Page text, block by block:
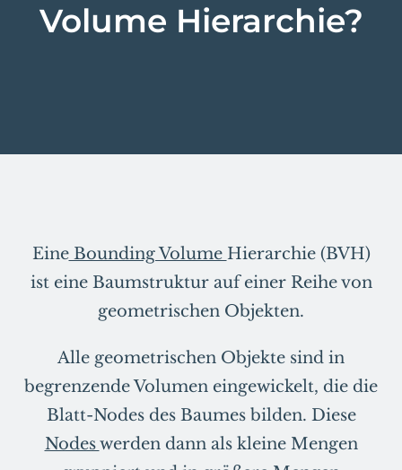
Über uns
Volume Hierarchie?
EineBounding Volume Hierarchie (BVH)
ist eine Baumstruktur auf einer Reihe von
geometrischen Objekten.
Alle geometrischen Objekte sind in
begrenzende Volumen eingewickelt, die die
Blatt-Nodes des Baumes bilden. Diese
Nodeswerden dann als kleine Mengen